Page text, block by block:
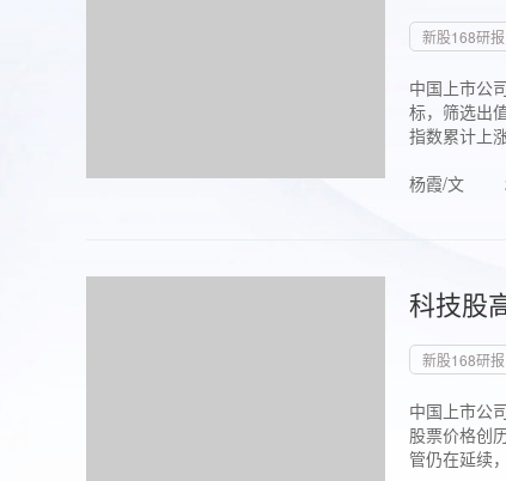
新股168研报
中国上市公
标，筛选出
指数累计上
杨霞/文
科技股
新股168研报
中国上市公
股票价格创
管仍在延续